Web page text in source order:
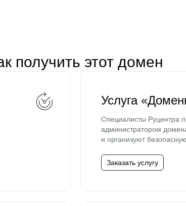
получить этот домен
Услуга
Специалисты Руцентра
администратором
и организуют
Заказать услугу